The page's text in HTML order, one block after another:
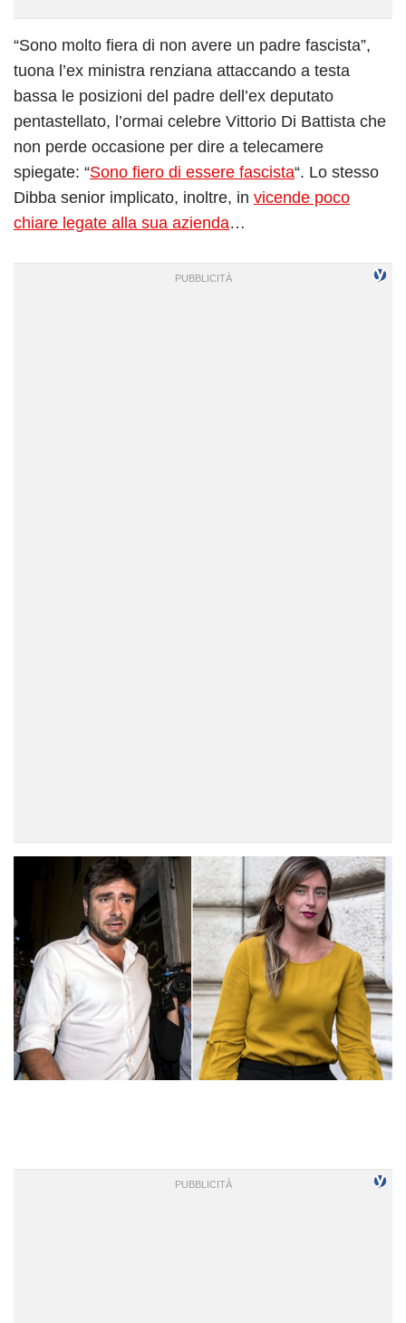
“Sono molto fiera di non avere un padre fascista”,
tuona l’ex ministra renziana attaccando a testa
bassa le posizioni del padre dell’ex deputato
pentastellato, l’ormai celebre Vittorio Di Battista che
non perde occasione per dire a telecamere
spiegate: “Sono fiero di essere fascista“. Lo stesso
Dibba senior implicato, inoltre, in vicende poco
chiare legate alla sua azienda…